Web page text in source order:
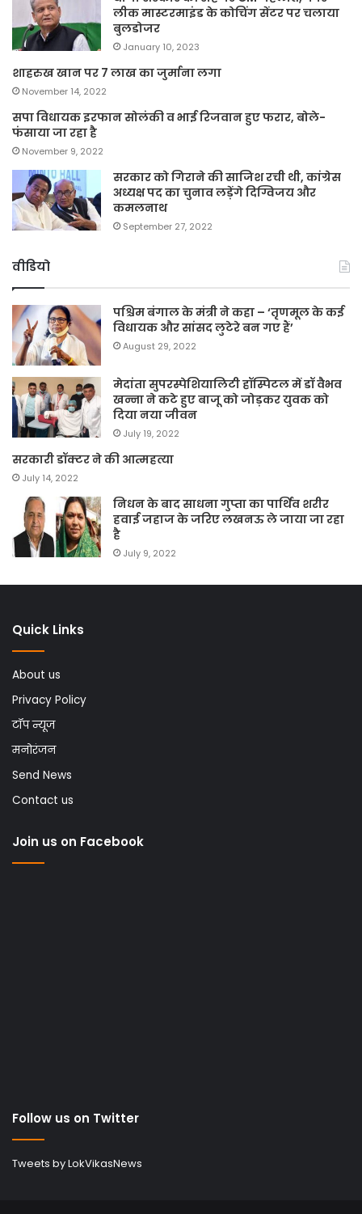
लीक मास्टरमाइंड के कोचिंग सेंटर पर चलाया
बुलडोजर
January 10, 2023
शाहरुख खान पर 7 लाख का जुर्माना लगा
November 14, 2022
सपा विधायक इरफान सोलंकी व भाई रिजवान हुए फरार, बोले-
फंसाया जा रहा है
November 9, 2022
सरकार को गिराने की साजिश रची थी, कांग्रेस
अध्यक्ष पद का चुनाव लड़ेंगे दिग्विजय और
कमलनाथ
September 27, 2022
वीडियो
पश्चिम बंगाल के मंत्री ने कहा – ‘तृणमूल के कई
विधायक और सांसद लुटेरे बन गए हैं’
August 29, 2022
मेदांता सुपरस्पेशियालिटी हॉस्पिटल में डॉ वैभव
खन्ना ने कटे हुए बाजू को जोड़कर युवक को
दिया नया जीवन
July 19, 2022
सरकारी डॉक्टर ने की आत्महत्या
July 14, 2022
निधन के बाद साधना गुप्ता का पार्थिव शरीर
हवाई जहाज के जरिए लखनऊ ले जाया जा रहा
है
July 9, 2022
Quick Links
About us
Privacy Policy
टॉप न्यूज
मनोरंजन
Send News
Contact us
Join us on Facebook
Follow us on Twitter
Tweets by LokVikasNews